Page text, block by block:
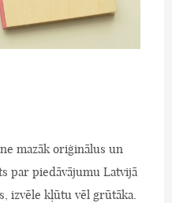
mazāk oriģinālus un
par piedāvājumu Latvijā
izvēle kļūtu vēl grūtāka.